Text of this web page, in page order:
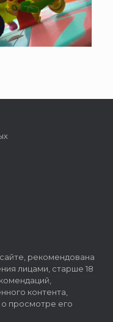
рекомендована
лицами, старше 18
контента,
просмотре его